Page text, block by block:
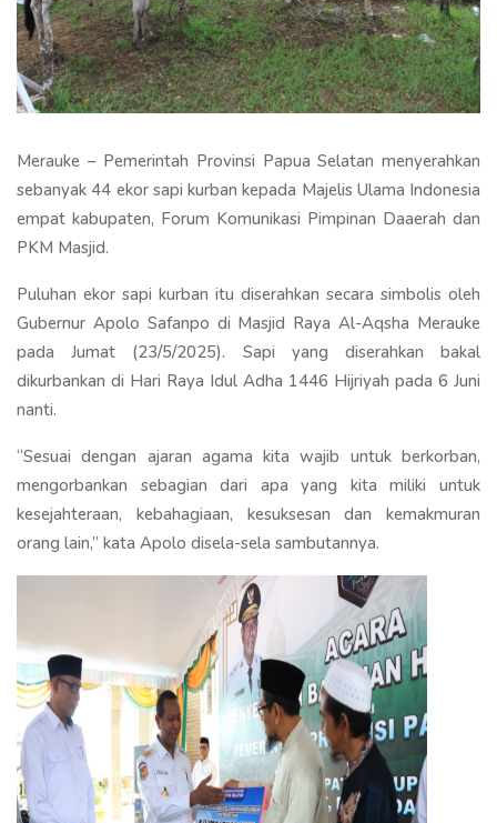
Merauke – Pemerintah Provinsi Papua Selatan menyerahkan
sebanyak 44 ekor sapi kurban kepada Majelis Ulama Indonesia
empat kabupaten, Forum Komunikasi Pimpinan Daaerah dan
PKM Masjid.
Puluhan ekor sapi kurban itu diserahkan secara simbolis oleh
Gubernur Apolo Safanpo di Masjid Raya Al-Aqsha Merauke
pada Jumat (23/5/2025). Sapi yang diserahkan bakal
dikurbankan di Hari Raya Idul Adha 1446 Hijriyah pada 6 Juni
nanti.
“Sesuai dengan ajaran agama kita wajib untuk berkorban,
mengorbankan sebagian dari apa yang kita miliki untuk
kesejahteraan, kebahagiaan, kesuksesan dan kemakmuran
orang lain,” kata Apolo disela-sela sambutannya.